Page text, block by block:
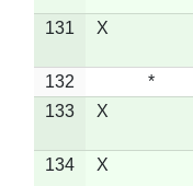
131 X
132 *
133
X
134 X